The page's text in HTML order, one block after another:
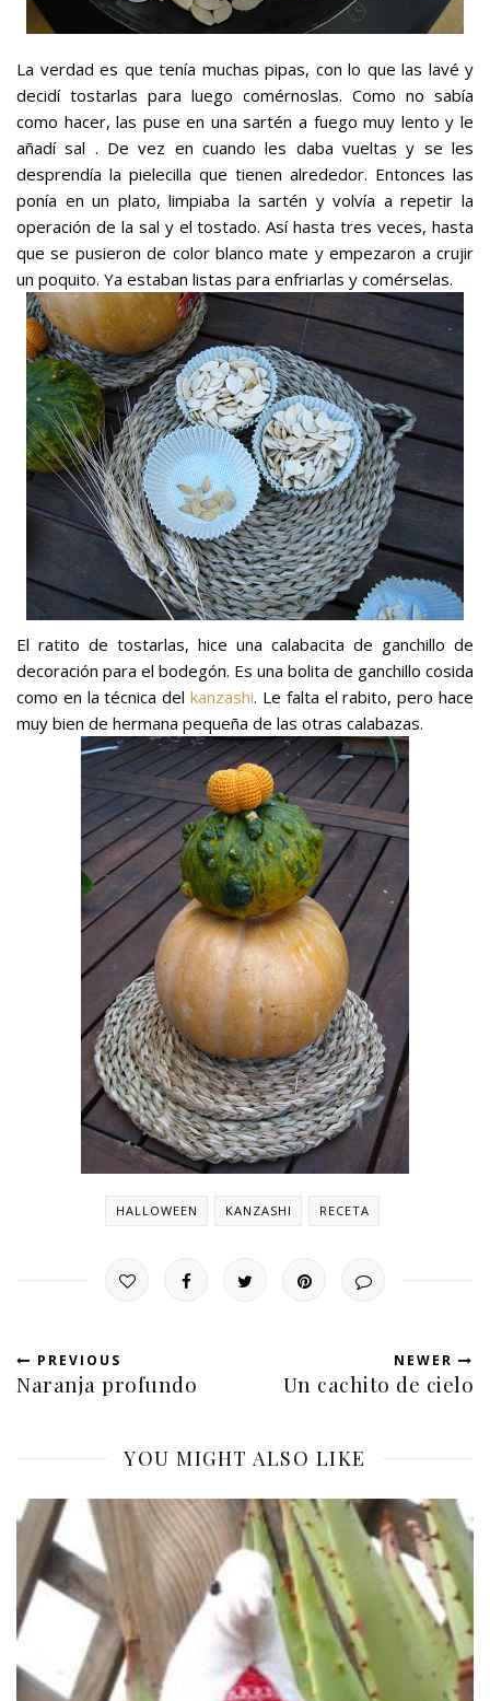
La verdad es que tenía muchas pipas, con lo que las lavé y
decidí tostarlas para luego comérnoslas. Como no sabía
como hacer, las puse en una sartén a fuego muy lento y le
añadí sal . De vez en cuando les daba vueltas y se les
desprendía la pielecilla que tienen alrededor. Entonces las
ponía en un plato, limpiaba la sartén y volvía a repetir la
operación de la sal y el tostado. Así hasta tres veces, hasta
que se pusieron de color blanco mate y empezaron a crujir
un poquito. Ya estaban listas para enfriarlas y comérselas.
El ratito de tostarlas, hice una calabacita de ganchillo de
decoración para el bodegón. Es una bolita de ganchillo cosida
como en la técnica delkanzashi. Le falta el rabito, pero hace
muy bien de hermana pequeña de las otras calabazas.
HALLOWEEN KANZASHI RECETA
PREVIOUS
Naranja profundo
NEWER
Un cachito de cielo
YOU MIGHT ALSO LIKE